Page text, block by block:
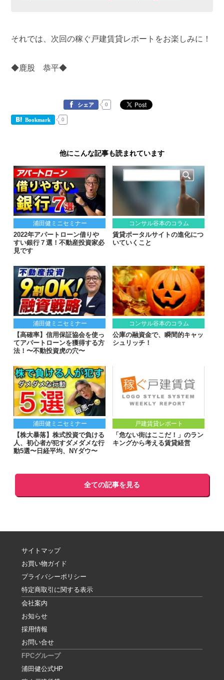
それでは、次回の稼ぐ戸建賃貸レポートをお楽しみに！
◆鹿股 恭平◆
シェア 0
Bookmark 0
他にこんな記事も読まれています
浦田健ミニセミナー
2022年アパートローン借りや
すい銀行７選！不動産投資家必
見です
コンサル谷本のコラム
賃貸ポータルサイトの進化につ
いていくこと
浦田健ミニセミナー
【高確率】信用保証協会を使っ
てアパートローンを獲得する方
法！〜不動投資虎の穴〜
コンサル谷本のコラム
公庫の融資金で、瞬間的キャッ
シュリッチ！
浦田健ミニセミナー
【株大暴落】株式投資で負ける
人、初心者が犯すダメダメな行
動5選〜日経平均、NYダウ〜
戸建賃貸レポート
「危ない街はここだ！」のラン
キングから考える賃貸経営
全ての記事を見る
サイトマップ
お買い物ガイド
プライバシーポリシー
特定商取引に関する表示
会社案内
お知らせ
採用情報
お問い合せ
FPCグループ
浦田健公式HP